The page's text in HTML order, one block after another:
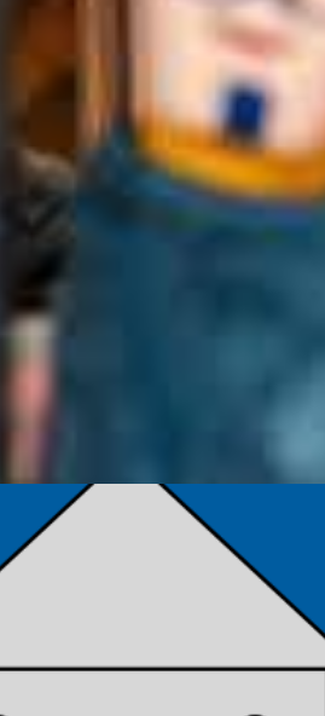
TÁMOGATÓK